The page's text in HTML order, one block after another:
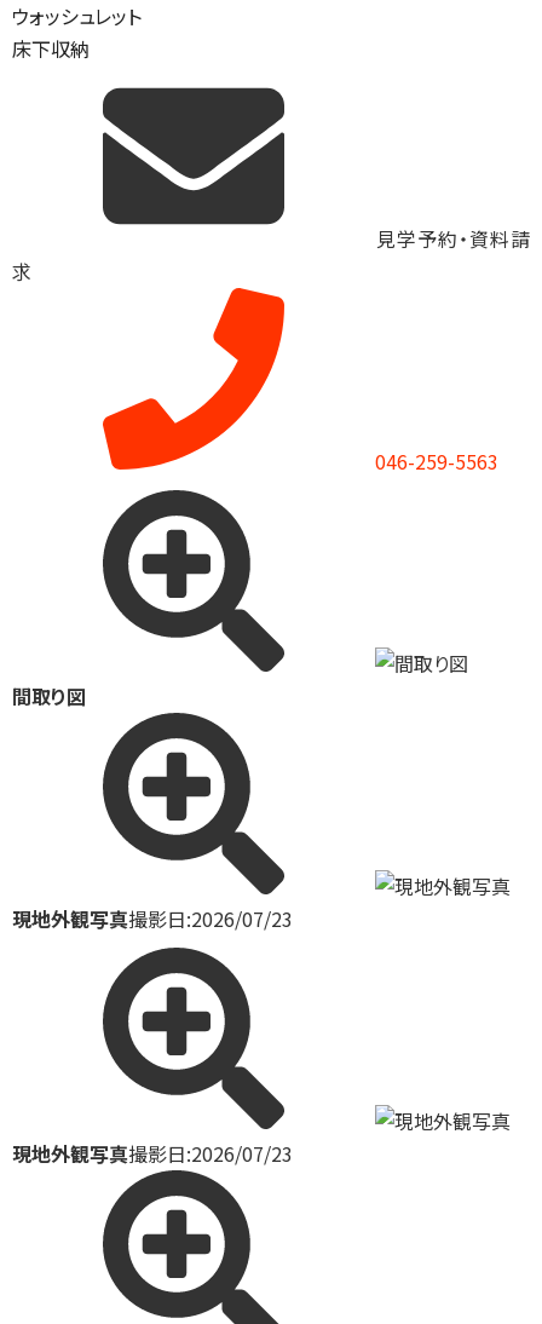
ウォッシュレット
床下収納
見学予約・資料請
求
046-259-5563
間取り図
現地外観写真撮影日:2026/07/23
現地外観写真撮影日:2026/07/23